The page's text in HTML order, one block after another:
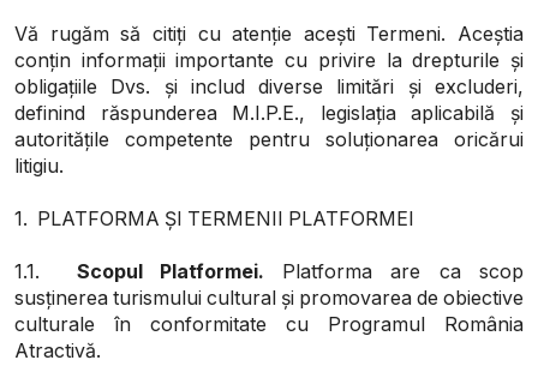
Vă rugăm să citiți cu atenție acești Termeni. Aceștia
conțin informații importante cu privire la drepturile și
obligațiile Dvs. și includ diverse limitări și excluderi,
definind răspunderea M.I.P.E., legislația aplicabilă și
autoritățile competente pentru soluționarea oricărui
litigiu.
1. PLATFORMA ȘI TERMENII PLATFORMEI
1.1. Scopul Platformei. Platforma are ca scop
susținerea turismului cultural și promovarea de obiective
culturale în conformitate cu Programul România
Atractivă.